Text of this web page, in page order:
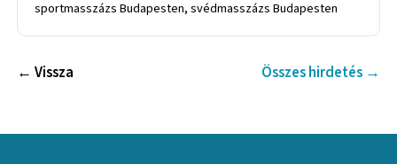
sportmasszázs Budapesten, svédmasszázs Budapesten
← Vissza Összes hirdetés →